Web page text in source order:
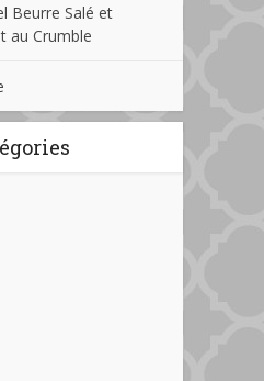
Beurre Salé et
au Crumble